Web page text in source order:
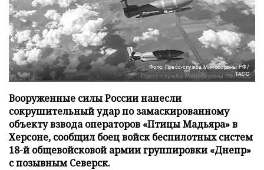
Фото: Пресс-служба Минобороны РФ/
ТАСС
Вооруженные силы России нанесли
сокрушительный удар по замаскированному
объекту взвода операторов «Птицы Мадьяра» в
Херсоне, сообщил боец войск беспилотных систем
18-й общевойсковой армии группировки «Днепр»
с позывным Северск.